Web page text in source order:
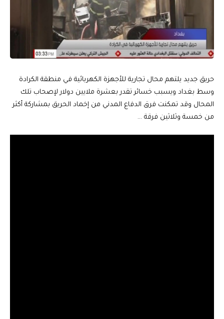
حريق جديد يلتهم محال تجارية للأجهزة الكهربائية في منطقة الكرادة
وسط بغداد ويسبب خسائر تقدر بعشرة ملايين دولار لإصحاب تلك
المحال وقد تمكنت فرق الدفاع المدني من إخماد الحريق بمشاركة أكثر
من خمسة وثلاثين فرقة …